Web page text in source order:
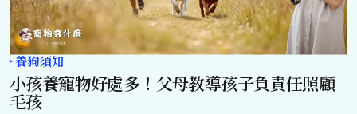
養狗須知
小孩養寵物好處多！父母教導孩子負責任照顧
毛孩